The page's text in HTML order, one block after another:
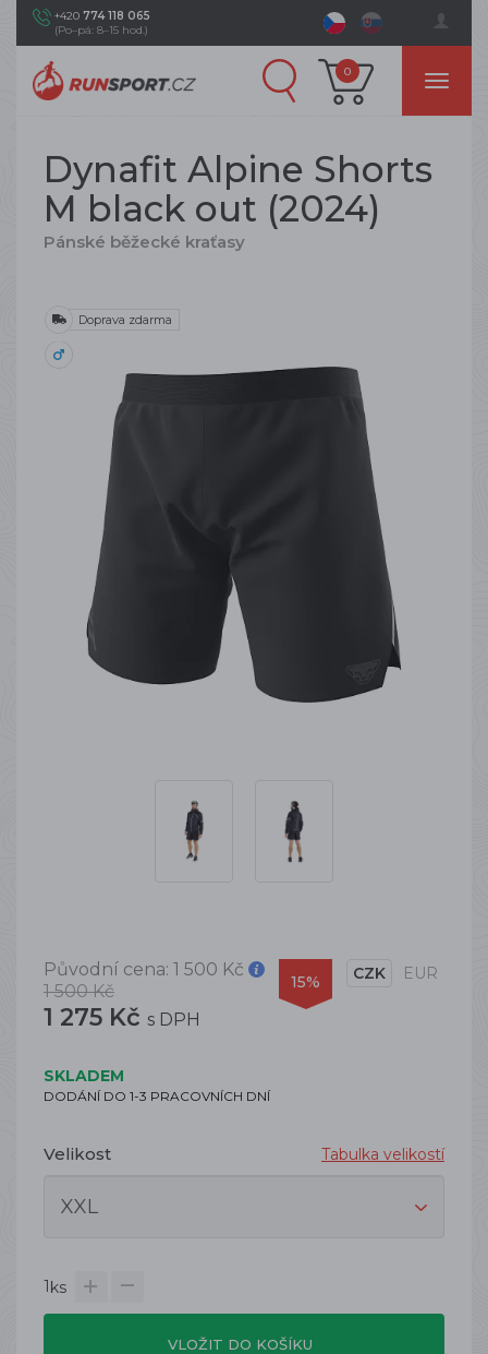
+420 774 118 065
(Po–pá: 8–15 hod.)
0
Dynafit Alpine Shorts
M black out (2024)
Pánské běžecké kraťasy
Doprava zdarma
Původní cena: 1 500 Kč
1 500 Kč
1 275 Kč s DPH
15% CZK EUR
SKLADEM
DODÁNÍ DO 1-3 PRACOVNÍCH DNÍ
Velikost Tabulka velikostí
1ks
VLOŽIT DO KOŠÍKU